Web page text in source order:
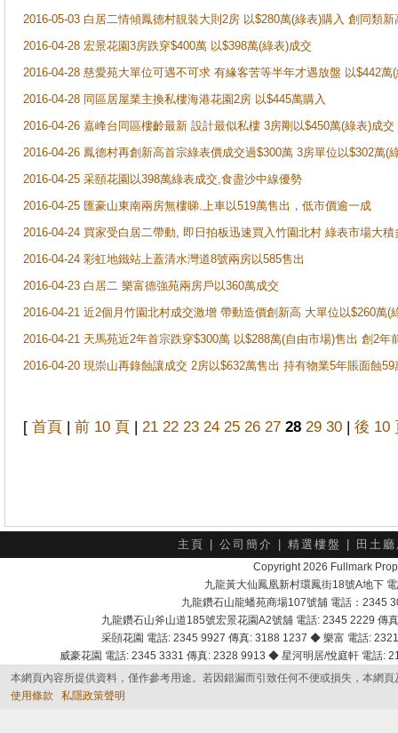
2016-05-03 白居二情傾鳳德村靚裝大則2房 以$280萬(綠表)購入 創同類新
2016-04-28 宏景花園3房跌穿$400萬 以$398萬(綠表)成交
2016-04-28 慈愛苑大單位可遇不可求 有緣客苦等半年才遇放盤 以$442萬
2016-04-28 同區居屋業主換私樓海港花園2房 以$445萬購入
2016-04-26 嘉峰台同區樓齡最新 設計最似私樓 3房剛以$450萬(綠表)成交
2016-04-26 鳳德村再創新高首宗綠表價成交過$300萬 3房單位以$302萬(
2016-04-25 采頤花園以398萬綠表成交,食盡沙中線優勢
2016-04-25 匯豪山東南兩房無樓睇.上車以519萬售出，低市價逾一成
2016-04-24 買家受白居二帶動, 即日拍板迅速買入竹園北村 綠表市場大
2016-04-24 彩虹地鐵站上蓋清水灣道8號兩房以585售出
2016-04-23 白居二 樂富德強苑兩房戶以360萬成交
2016-04-21 近2個月竹園北村成交激增 帶動造價創新高 大單位以$260萬(
2016-04-21 天馬苑近2年首宗跌穿$300萬 以$288萬(自由市場)售出 創2年
2016-04-20 現崇山再錄蝕讓成交 2房以$632萬售出 持有物業5年賬面蝕59
[ 首頁 | 前 10 頁 | 21 22 23 24 25 26 27 28 29 30 | 後 10
主頁 公司簡介 精選樓盤 田土
Copyright 2026 Fullmark
九龍黃大仙鳳凰新村環鳳街18號A地下
九龍鑽石山龍蟠苑商場107號舖 電話：2345
九龍鑽石山斧山道185號宏景花園A2號舖 電話: 2345 2229
采頣花園 電話: 2345 9927 傳真: 3188 1237 ◆ 樂富 電話:
威豪花園 電話: 2345 3331 傳真: 2328 9913 ◆ 星河明居/悅庭軒 電話
本網頁內容所提供資料，僅作參考用途。若因錯漏而引致任何不便或損失，本網
使用條款
私隱政策聲明